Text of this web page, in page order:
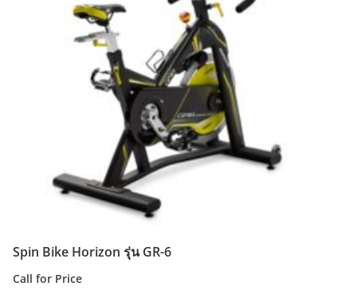
Spin Bike Horizon รุ่น GR-6
Call for Price